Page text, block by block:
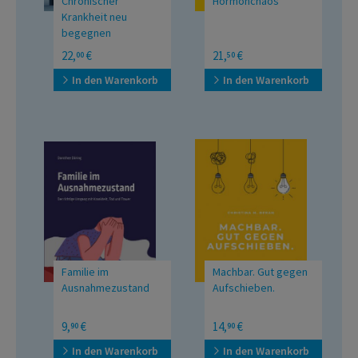
Krankheit neu
begegnen
Bewusst die eigene
Balance finden
22,00 €
In den Warenkorb
Viele Symptome – eine
Ursache
21,50 €
In den Warenkorb
Familie im
Ausnahmezustand
Der richtige Umgang mit
Krankheit, Tod und
Trauer
9,90 €
In den Warenkorb
Machbar. Gut gegen
Aufschieben.
14,90 €
In den Warenkorb